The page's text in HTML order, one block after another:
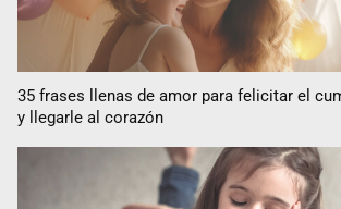
35 frases llenas de amor para felicitar el
y llegarle al corazón